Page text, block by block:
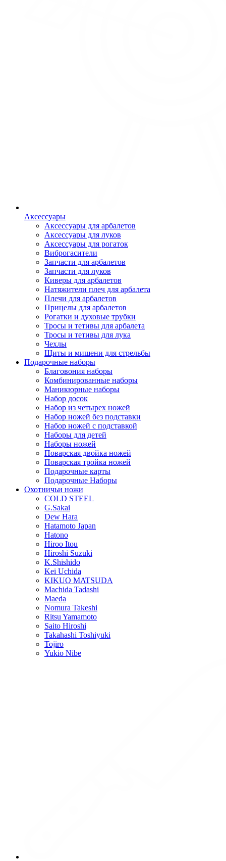
Аксессуары
Аксессуары для арбалетов
Аксессуары для луков
Аксессуары для рогаток
Виброгасители
Запчасти для арбалетов
Запчасти для луков
Киверы для арбалетов
Натяжители плеч для арбалета
Плечи для арбалетов
Прицелы для арбалетов
Рогатки и духовые трубки
Тросы и тетивы для арбалета
Тросы и тетивы для лука
Чехлы
Щиты и мишени для стрельбы
Подарочные наборы
Благовония наборы
Комбинированные наборы
Маникюрные наборы
Набор досок
Набор из четырех ножей
Набор ножей без подставки
Набор ножей с подставкой
Наборы для детей
Наборы ножей
Поварская двойка ножей
Поварская тройка ножей
Подарочные карты
Подарочные Наборы
Охотничьи ножи
COLD STEEL
G.Sakai
Dew Hara
Hatamoto Japan
Hatono
Hiroo Itou
Hiroshi Suzuki
K.Shishido
Kei Uchida
KIKUO MATSUDA
Machida Tadashi
Maeda
Nomura Takeshi
Ritsu Yamamoto
Saito Hiroshi
Takahashi Toshiyuki
Tojiro
Yukio Nibe